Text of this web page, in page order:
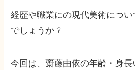
経歴や職業にの現代美術につ
でしょうか？
今回は、齋藤由依の年齢・身